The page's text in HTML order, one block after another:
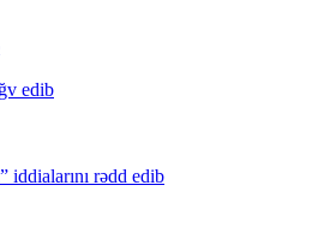
edib
iddialarını rədd edib